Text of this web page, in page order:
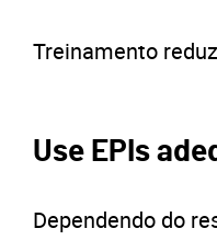
Treinamento
Use EPIs
Dependendo do